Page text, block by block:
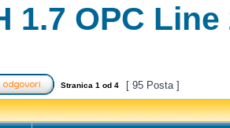
1.7 OPC Line
Stranica 1 od 4 [ 95 Posta ]